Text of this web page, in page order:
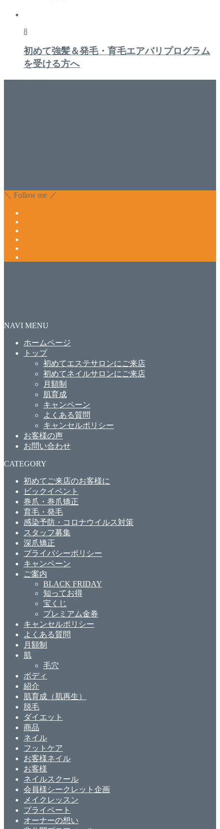
8
初めて強髪＆発毛・育毛エアバリプログラム
を受ける方へ
＼ Follow me ／
NAVI MENU
ホームページ
トップ
初めてエステサロンにご来店
初めてネイルサロンにご来店
月額制
肌育成
キャンペーン
よくある質問
キャンセルポリシー
お客様の声
お問い合わせ
CATEGORY
初めてご来店のお客様に
ビックイベント
巻爪・巻爪矯正
育毛・発毛
感染予防・コロナウイルス対策
スタッフ募集
深爪矯正
プライバシーポリシー
キャンペーン
ご案内
BLACK FRIDAY
知ってお得
宝くじ
プレミアム金券
キャンセルポリシー
よくある質問
月額制
肌
毛穴
ボディ
紹介
肌育成（肌再生）
脱毛
ダイエット
商品
ネイル
フットケア
お客様ネイル
お客様
ネイルスクール
会員様シークレット企画
メイクレッスン
プライベート
オーナーの想い